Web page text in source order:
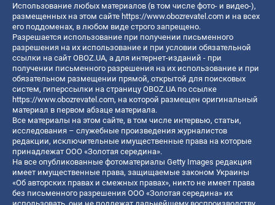
Использование любых материалов (в том числе фото- и видео-),
размещенных на этом сайте https://www.obozrevatel.com и на всех
его поддоменах, в любом виде строго запрещено.
Разрешается использование при получении письменного
разрешения на их использование и при условии обязательной
ссылки на сайт OBOZ.UA, а для интернет-изданий - при
получении письменного разрешения на их использование и при
обязательном размещении прямой, открытой для поисковых
систем, гиперссылки на страницу OBOZ.UA по ссылке
https://www.obozrevatel.com, на которой размещен оригинальный
материал в первом абзаце материала.
Все материалы на этом сайте, в том числе интервью, статьи,
исследования – служебные произведения журналистов
редакции, исключительные имущественные права на которые
принадлежат ООО «Золотая середина».
На все опубликованные фотоматериалы Getty Images редакция
имеет имущественные права, защищаемые законом Украины
«Об авторских правах и смежных правах», никто не имеет права
без письменного разрешения ООО «Золотая середина» их